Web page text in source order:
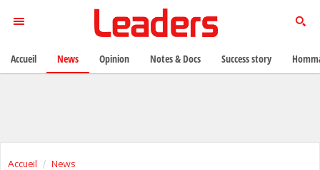
Accueil News
Accueil News Opinion Notes & Docs Success story